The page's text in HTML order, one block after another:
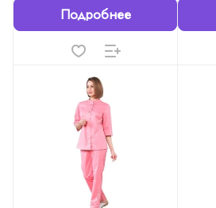
Подробнее